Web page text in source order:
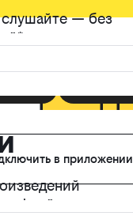
— без
офлайн
в приложении